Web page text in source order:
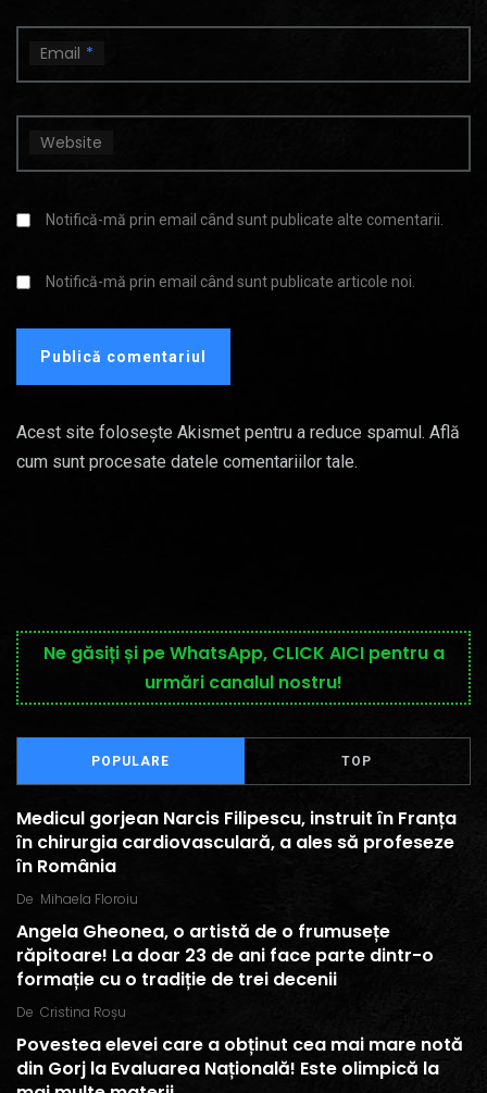
Email *
Website
Notifică-mă prin email când sunt publicate alte comentarii.
Notifică-mă prin email când sunt publicate articole noi.
Acest site folosește Akismet pentru a reduce spamul. Află
cum sunt procesate datele comentariilor tale.
Ne găsiți și pe WhatsApp, CLICK AICI pentru a
urmări canalul nostru!
POPULARE TOP
Medicul gorjean Narcis Filipescu, instruit în Franța
în chirurgia cardiovasculară, a ales să profeseze
în România
De Mihaela Floroiu
Angela Gheonea, o artistă de o frumusețe
răpitoare! La doar 23 de ani face parte dintr-o
formație cu o tradiție de trei decenii
De Cristina Roșu
Povestea elevei care a obținut cea mai mare notă
din Gorj la Evaluarea Națională! Este olimpică la